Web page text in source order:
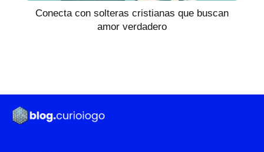
Conecta con solteras cristianas que buscan
amor verdadero